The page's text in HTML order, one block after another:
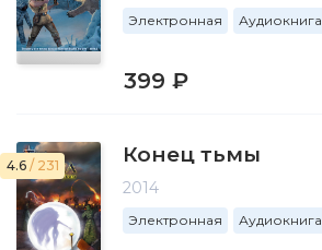
Электронная Аудиокнига
399 ₽
4.6 / 231 Конец тьмы
2014
Электронная Аудиокнига